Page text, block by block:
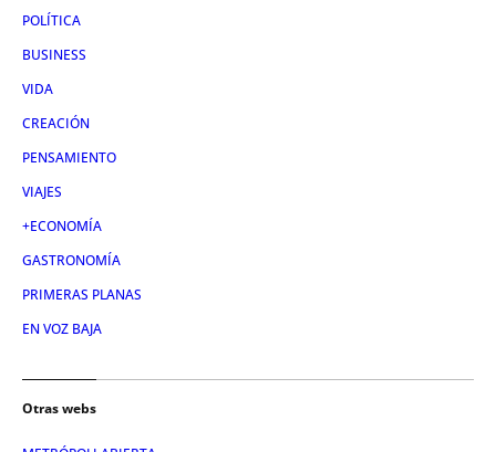
POLÍTICA
BUSINESS
VIDA
CREACIÓN
PENSAMIENTO
VIAJES
+ECONOMÍA
GASTRONOMÍA
PRIMERAS PLANAS
EN VOZ BAJA
Otras webs